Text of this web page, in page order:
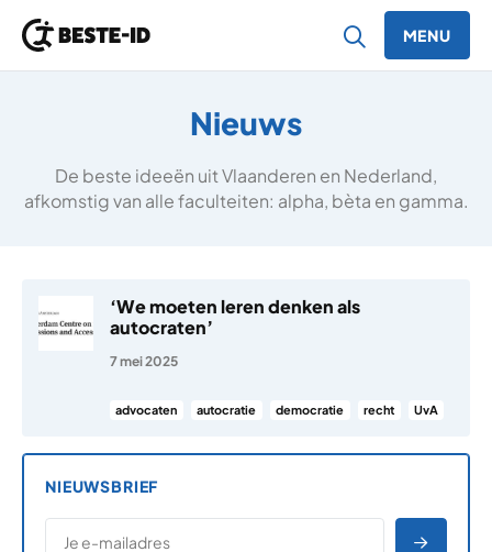
MENU
Nieuws
De beste ideeën uit Vlaanderen en Nederland,
afkomstig van alle faculteiten: alpha, bèta en gamma.
‘We moeten leren denken als
autocraten’
7 mei 2025
advocaten autocratie democratie recht UvA
NIEUWSBRIEF
E-MAILADRES
*